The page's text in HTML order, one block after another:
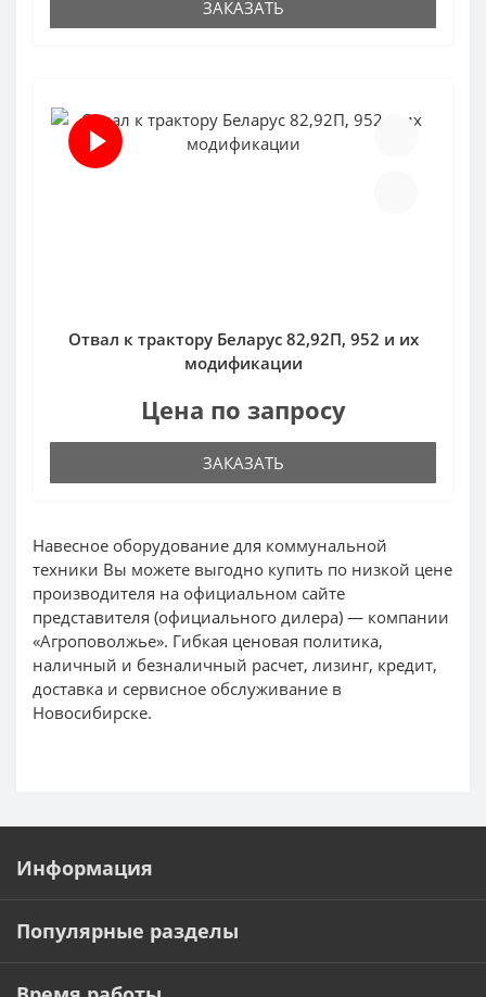
ЗАКАЗАТЬ
Отвал к трактору Беларус 82,92П, 952 и их
модификации
Цена по запросу
ЗАКАЗАТЬ
Навесное оборудование для коммунальной
техники Вы можете выгодно купить по низкой цене
производителя на официальном сайте
представителя (официального дилера) — компании
«Агроповолжье». Гибкая ценовая политика,
наличный и безналичный расчет, лизинг, кредит,
доставка и сервисное обслуживание в
Новосибирске.
Информация
Популярные разделы